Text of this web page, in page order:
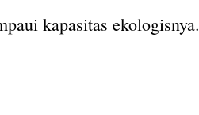
kapasitas ekologisnya.